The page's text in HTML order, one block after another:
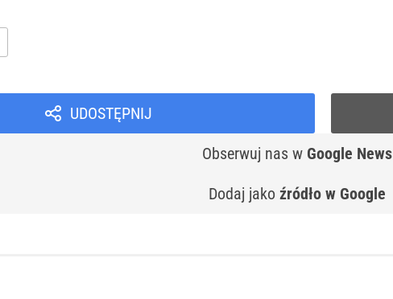
UDOSTĘPNIJ
Obserwuj nas w Google News
Dodaj jako źródło w Google